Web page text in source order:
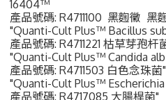
16404™
產品號碼: R4711100 黑麴黴 黑
"Quanti-Cult Plus™ Bacillus
產品號碼: R4711221 枯草芽孢杆
"Quanti-Cult Plus™ Candida
產品號碼: R4711503 白色念珠菌"
"Quanti-Cult Plus™
產品號碼: R4717085 大腸桿菌"